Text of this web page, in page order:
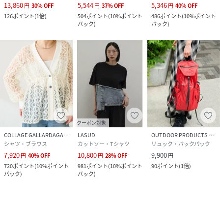
13,860円 30%OFF
126ポイント(1倍)
5,544円 37%OFF
504ポイント(10%ポイント
バック)
5,346円 40%OFF
486ポイント(10%ポイント
バック)
COLLAGE GALLARDAGALANTE
シャツ・ブラウス
7,920円 40%OFF
720ポイント(10%ポイント
バック)
クーポン対象
LASUD
カットソー・Tシャツ
10,800円 28%OFF
981ポイント(10%ポイント
バック)
OUTDOOR PRODUCTS Usual Things
リュック・バックパック
9,900円
90ポイント(1倍)